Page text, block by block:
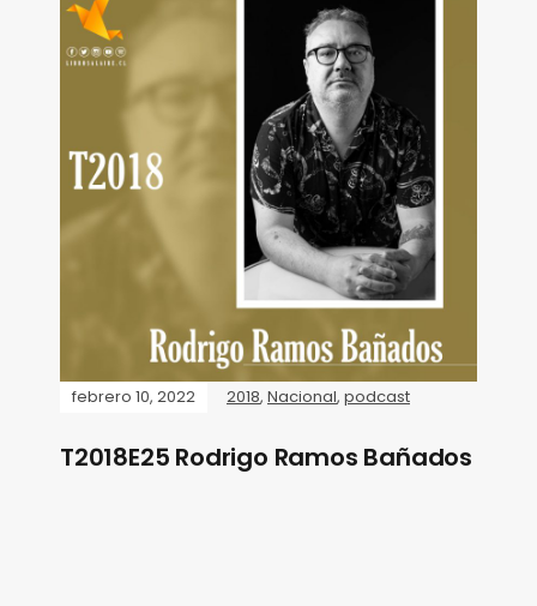
febrero 10, 2022 2018, Nacional, podcast
T2018E25 Rodrigo Ramos Bañados